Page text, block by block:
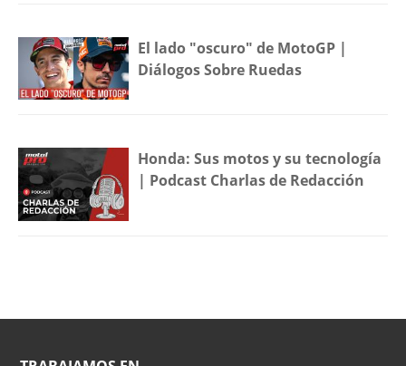
El lado "oscuro" de MotoGP |
Diálogos Sobre Ruedas
Honda: Sus motos y su tecnología
| Podcast Charlas de Redacción